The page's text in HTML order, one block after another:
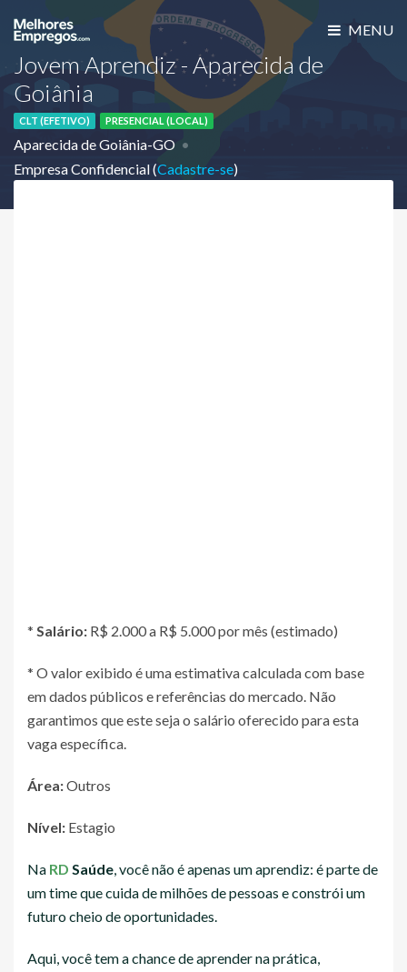
MENU
Jovem Aprendiz - Aparecida de
Goiânia
CLT (EFETIVO) PRESENCIAL (LOCAL)
Aparecida de Goiânia-GO
Empresa Confidencial (Cadastre-se)
* Salário: R$ 2.000 a R$ 5.000 por mês (estimado)
* O valor exibido é uma estimativa calculada com base
em dados públicos e referências do mercado. Não
garantimos que este seja o salário oferecido para esta
vaga específica.
Área:Outros
Nível: Estagio
Na RD Saúde, você não é apenas um aprendiz: é parte de
um time que cuida de milhões de pessoas e constrói um
futuro cheio de oportunidades.
Aqui, você tem a chance de aprender na prática,